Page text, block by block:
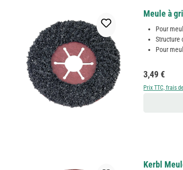
Meule à
Pour
Structure
Pour
Prix régulier :
3,49 €
Prix TTC, frais
Kerbl